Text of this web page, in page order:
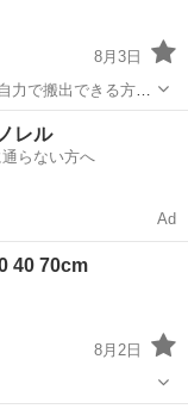
8月3日
で搬出できる方に
渡し可能です
具
レル
らない方へ
Ad
40 70cm
8月2日